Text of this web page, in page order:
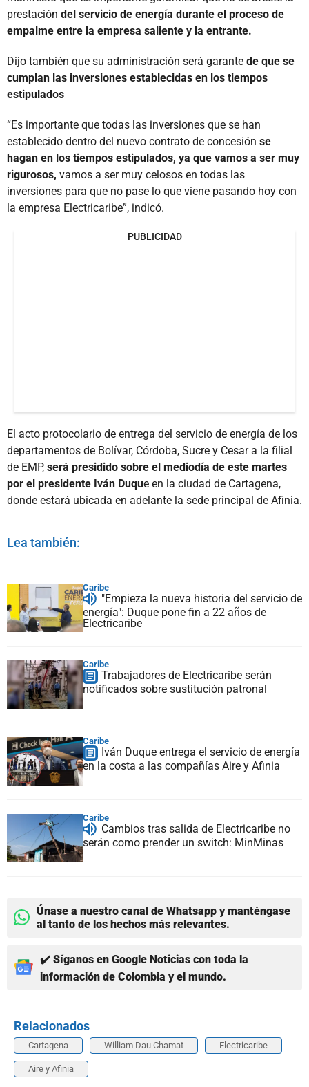
prestación del servicio de energía durante el proceso de
empalme entre la empresa saliente y la entrante.
Dijo también que su administración será garante de que se
cumplan las inversiones establecidas en los tiempos
estipulados
“Es importante que todas las inversiones que se han
establecido dentro del nuevo contrato de concesión se
hagan en los tiempos estipulados, ya que vamos a ser muy
rigurosos, vamos a ser muy celosos en todas las
inversiones para que no pase lo que viene pasando hoy con
la empresa Electricaribe”, indicó.
PUBLICIDAD
El acto protocolario de entrega del servicio de energía de los
departamentos de Bolívar, Córdoba, Sucre y Cesar a la filial
de EMP, será presidido sobre el mediodía de este martes
por el presidente Iván Duque en la ciudad de Cartagena,
donde estará ubicada en adelante la sede principal de Afinia.
Lea también:
Caribe
"Empieza la nueva historia del servicio de
energía": Duque pone fin a 22 años de
Electricaribe
Caribe
Trabajadores de Electricaribe serán
notificados sobre sustitución patronal
Caribe
Iván Duque entrega el servicio de energía
en la costa a las compañías Aire y Afinia
Caribe
Cambios tras salida de Electricaribe no
serán como prender un switch: MinMinas
Únase a nuestro canal de Whatsapp y manténgase
al tanto de los hechos más relevantes.
✔️ Síganos en Google Noticias con toda la
información de Colombia y el mundo.
Relacionados
Cartagena William Dau Chamat Electricaribe
Aire y Afinia